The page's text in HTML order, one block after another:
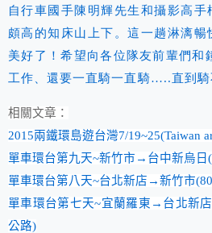
自行車國手陳明輝先生和攝影高
頗高的知床山 上下 。這一趟淋漓暢
美好了！希望向各位隊友前輩們和
工作、還要一直騎一直騎…..直到騎
相關文章：
2015兩鐵環島遊台灣7/19~25(Taiwan
單車環台第九天~新竹市→台中新烏日
單車環台第八天~台北新店→新竹市
單車環台第七天~宜蘭羅東→台北新
公路)